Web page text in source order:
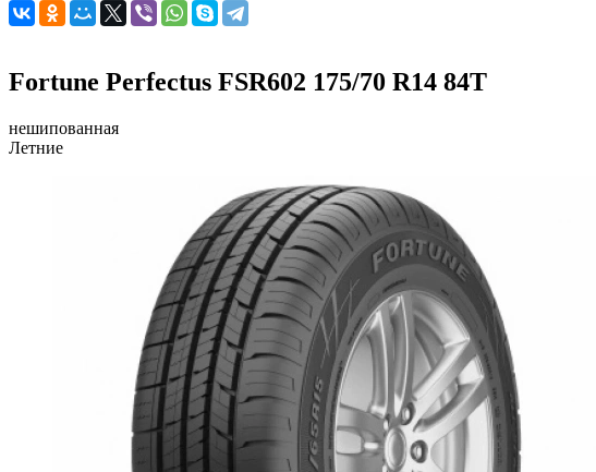
Fortune Perfectus FSR602 175/70 R14 84T
нешипованная
Летние